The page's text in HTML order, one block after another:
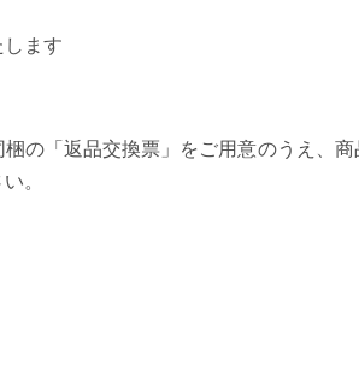
ます
の「返品交換票」をご用意のうえ、
。